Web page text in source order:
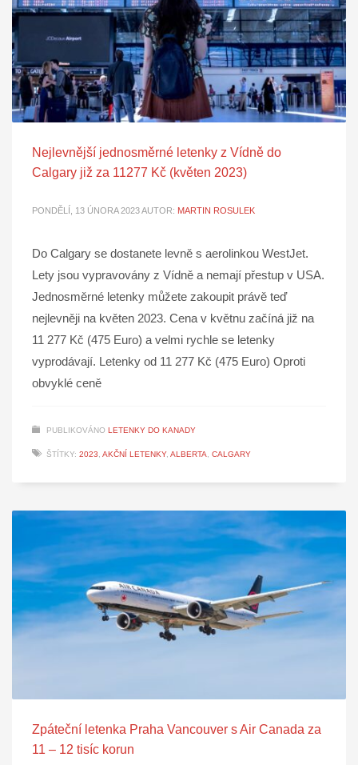
Nejlevnější jednosměrné letenky z Vídně do
Calgary již za 11277 Kč (květen 2023)
PONDĚLÍ, 13 ÚNORA 2023AUTOR: MARTIN ROSULEK
Do Calgary se dostanete levně s aerolinkou WestJet.
Lety jsou vypravovány z Vídně a nemají přestup v USA.
Jednosměrné letenky můžete zakoupit právě teď
nejlevněji na květen 2023. Cena v květnu začíná již na
11 277 Kč (475 Euro) a velmi rychle se letenky
vyprodávají. Letenky od 11 277 Kč (475 Euro) Oproti
obvyklé ceně
PUBLIKOVÁNO LETENKY DO KANADY
ŠTÍTKY: 2023, AKČNÍ LETENKY, ALBERTA, CALGARY
Zpáteční letenka Praha Vancouver s Air Canada za
11 – 12 tisíc korun